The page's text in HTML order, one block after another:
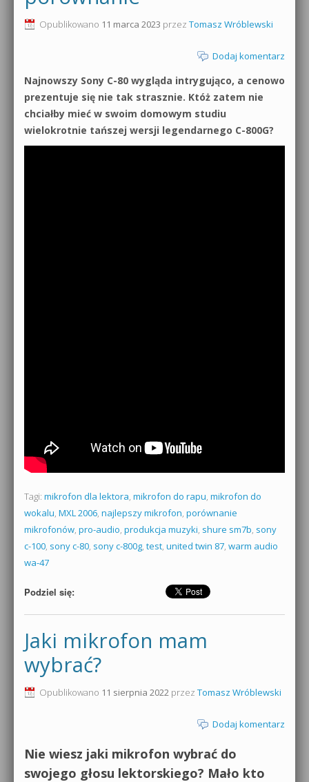
Produkcja muzyczna od podstaw
Sound Forge od podstaw
Dubstep z syntezatorem Massive
0dB.pl - informacje
Materiały dla mediów
Archiwum aktualności
Polityka prywatności
Opublikowano 11 marca 2023 przez Tomasz Wróblewski
Dodaj komentarz
Najnowszy Sony C-80 wygląda intrygująco, a cenowo
prezentuje się nie tak strasznie. Któż zatem nie
chciałby mieć w swoim domowym studiu
wielokrotnie tańszej wersji legendarnego C-800G?
Tagi: mikrofon dla lektora, mikrofon do rapu, mikrofon do
wokalu, MXL 2006, najlepszy mikrofon, porównanie
mikrofonów, pro-audio, produkcja muzyki, shure sm7b, sony
c-100, sony c-80, sony c-800g, test, united twin 87, warm audio
wa-47
Podziel się:
Jaki mikrofon mam
wybrać?
Opublikowano 11 sierpnia 2022 przez Tomasz Wróblewski
Dodaj komentarz
Nie wiesz jaki mikrofon wybrać do
swojego głosu lektorskiego? Mało kto